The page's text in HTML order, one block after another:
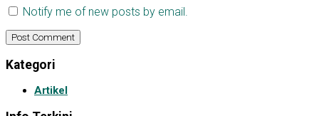
Notify me of new posts by email.
Kategori
Artikel